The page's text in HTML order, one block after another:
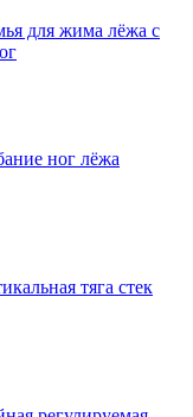
для жима лёжа с
ног лёжа
тяга стек